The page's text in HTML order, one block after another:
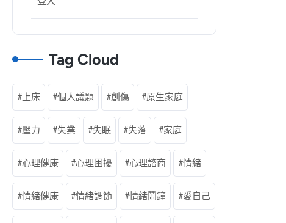
Tag Cloud
上床 個人議題 創傷 原生家庭
壓力 失業 失眠 失落 家庭
心理健康 心理困擾 心理諮商 情緒
情緒健康 情緒調節 情緒鬧鐘 愛自己